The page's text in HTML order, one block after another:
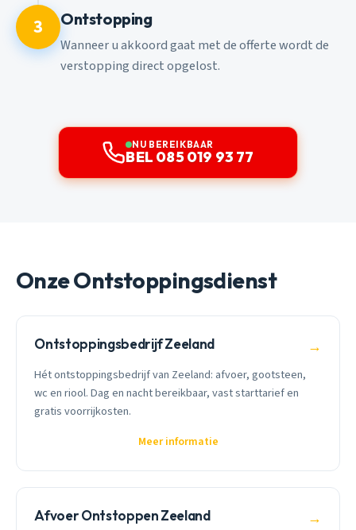
3 Ontstopping
Wanneer u akkoord gaat met de offerte wordt de
verstopping direct opgelost.
NU BEREIKBAAR
BEL 085 019 93 77
Onze Ontstoppingsdienst
Ontstoppingsbedrijf Zeeland →
Hét ontstoppingsbedrijf van Zeeland: afvoer, gootsteen,
wc en riool. Dag en nacht bereikbaar, vast starttarief en
gratis voorrijkosten.
Meer informatie
Afvoer Ontstoppen Zeeland →